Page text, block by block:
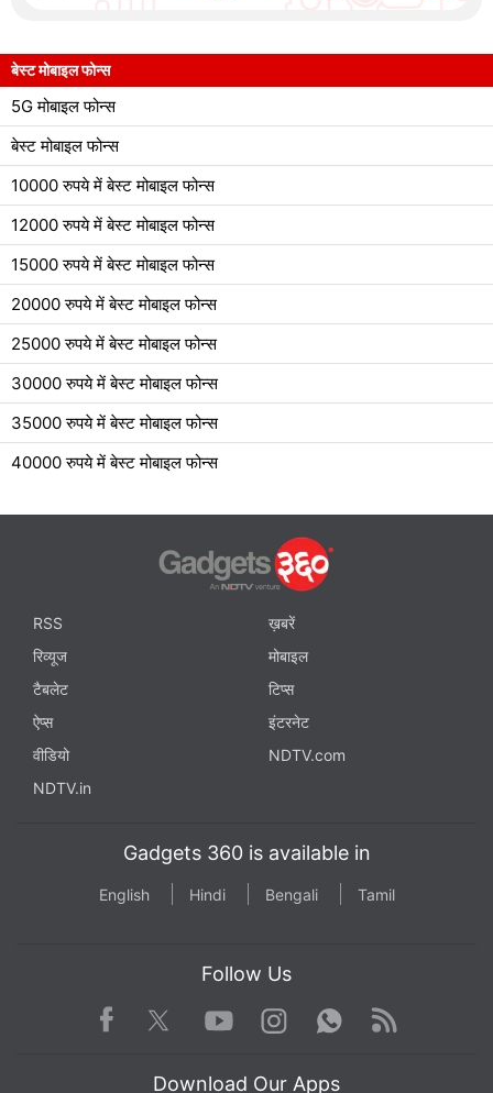
बेस्ट मोबाइल फोन्स
5G मोबाइल फोन्स
बेस्ट मोबाइल फोन्स
10000 रुपये में बेस्ट मोबाइल फोन्स
12000 रुपये में बेस्ट मोबाइल फोन्स
15000 रुपये में बेस्ट मोबाइल फोन्स
20000 रुपये में बेस्ट मोबाइल फोन्स
25000 रुपये में बेस्ट मोबाइल फोन्स
30000 रुपये में बेस्ट मोबाइल फोन्स
35000 रुपये में बेस्ट मोबाइल फोन्स
40000 रुपये में बेस्ट मोबाइल फोन्स
RSS
ख़बरें
रिव्यूज
मोबाइल
टैबलेट
टिप्स
ऐप्स
इंटरनेट
वीडियो
NDTV.com
NDTV.in
Gadgets 360 is available in
English Hindi Bengali Tamil
Follow Us
Facebook TwitterYoutube
Instagram WhatsApp
Rss
Download Our Apps